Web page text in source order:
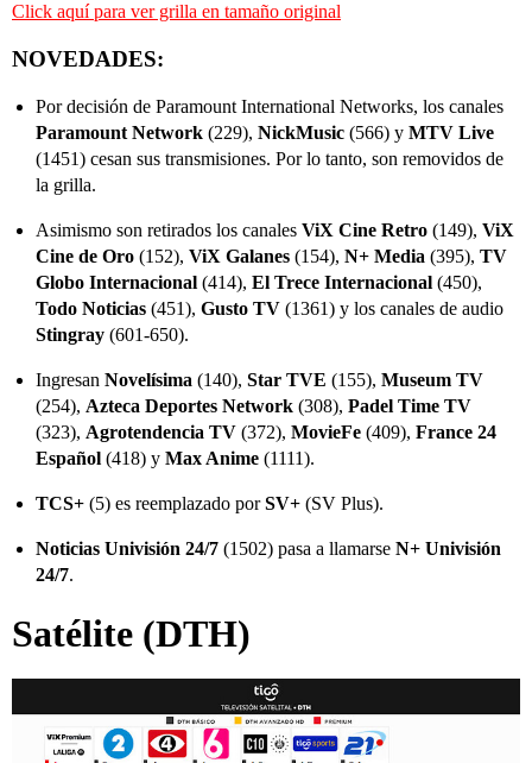
Click aquí para ver grilla en tamaño original
NOVEDADES:
Por decisión de Paramount International Networks, los canales
Paramount Network (229), NickMusic (566) y MTV Live
(1451) cesan sus transmisiones. Por lo tanto, son removidos de
la grilla.
Asimismo son retirados los canales ViX Cine Retro (149), ViX
Cine de Oro (152), ViX Galanes (154), N+ Media (395), TV
Globo Internacional (414), El Trece Internacional (450),
Todo Noticias (451), Gusto TV (1361) y los canales de audio
Stingray (601-650).
Ingresan Novelísima (140), Star TVE (155), Museum TV
(254), Azteca Deportes Network (308), Padel Time TV
(323), Agrotendencia TV (372), MovieFe (409), France 24
Español (418) y Max Anime (1111).
TCS+ (5) es reemplazado porSV+ (SV Plus).
Noticias Univisión 24/7 (1502) pasa a llamarse N+ Univisión
24/7.
Satélite (DTH)